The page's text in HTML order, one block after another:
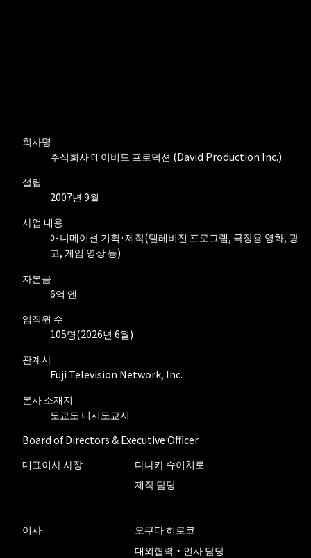
회사명
주식회사 데이비드 프로덕션 (David Production Inc.)
설립
2007년 9월
사업 내용
애니메이션 기획·제작(텔레비전 프로그램, 극장용 영화, 광
고, 게임 영상 등)
자본금
6억 엔
임직원 수
105명(2026년 6월)
관계사
Fuji Television Network, Inc.
본사 소재지
도쿄도 니시도쿄시
Board of Directors & Executive Officer
대표이사 사장
다나카 슈이치로
제작 담당
이사
오쿠다 히로코
대외협력・인사 담당